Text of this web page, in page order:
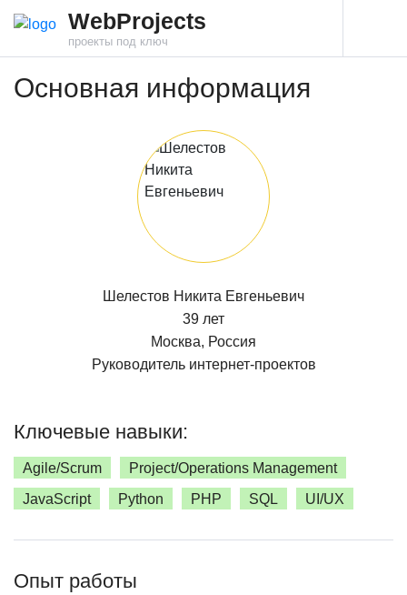
WebProjects
проекты под ключ
Основная информация
Шелестов Никита Евгеньевич
39 лет
Москва, Россия
Руководитель интернет-проектов
Ключевые навыки:
Agile/Scrum
Project/Operations Management
JavaScript
Python PHP SQL UI/UX
Опыт работы